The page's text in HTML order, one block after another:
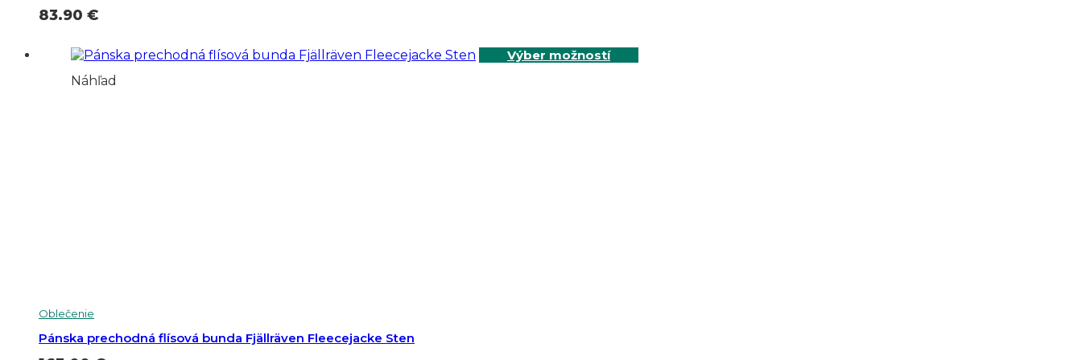
83.90 €
Výber možností
Náhľad
Oblečenie
Pánska prechodná flísová bunda Fjällräven Fleecejacke Sten